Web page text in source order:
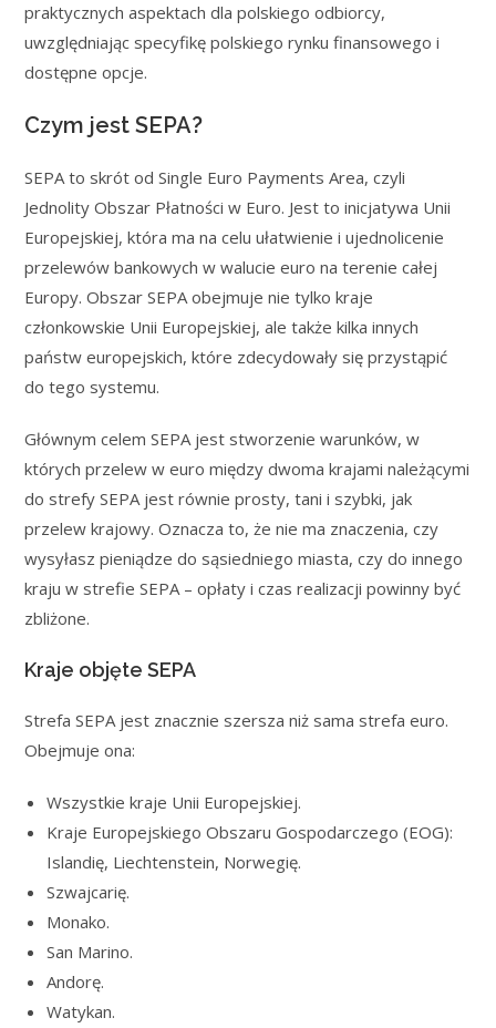
praktycznych aspektach dla polskiego odbiorcy,
uwzględniając specyfikę polskiego rynku finansowego i
dostępne opcje.
Czym jest SEPA?
SEPA to skrót od Single Euro Payments Area, czyli
Jednolity Obszar Płatności w Euro. Jest to inicjatywa Unii
Europejskiej, która ma na celu ułatwienie i ujednolicenie
przelewów bankowych w walucie euro na terenie całej
Europy. Obszar SEPA obejmuje nie tylko kraje
członkowskie Unii Europejskiej, ale także kilka innych
państw europejskich, które zdecydowały się przystąpić
do tego systemu.
Głównym celem SEPA jest stworzenie warunków, w
których przelew w euro między dwoma krajami należącymi
do strefy SEPA jest równie prosty, tani i szybki, jak
przelew krajowy. Oznacza to, że nie ma znaczenia, czy
wysyłasz pieniądze do sąsiedniego miasta, czy do innego
kraju w strefie SEPA – opłaty i czas realizacji powinny być
zbliżone.
Kraje objęte SEPA
Strefa SEPA jest znacznie szersza niż sama strefa euro.
Obejmuje ona:
Wszystkie kraje Unii Europejskiej.
Kraje Europejskiego Obszaru Gospodarczego (EOG):
Islandię, Liechtenstein, Norwegię.
Szwajcarię.
Monako.
San Marino.
Andorę.
Watykan.